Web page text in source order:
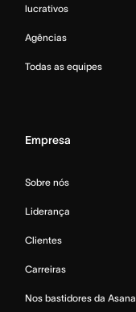
lucrativos
Agências
Todas as equipes
Empresa
Sobre nós
Liderança
Clientes
Carreiras
Nos bastidores da Asana